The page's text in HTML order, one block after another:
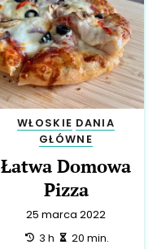
WŁOSKIE DANIA
GŁÓWNE
Łatwa Domowa
Pizza
25 marca 2022
przygotowanie:
3 h zrobienie:
20 min.